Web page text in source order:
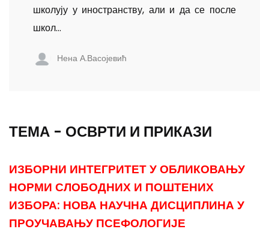
школују у иностранству, али и да се после
школ...
Нена А.Васојевић
ТЕМА - ОСВРТИ И ПРИКАЗИ
ИЗБОРНИ ИНТЕГРИТЕТ У ОБЛИКОВАЊУ
НОРМИ СЛОБОДНИХ И ПОШТЕНИХ
ИЗБОРА: НОВА НАУЧНА ДИСЦИПЛИНА У
ПРОУЧАВАЊУ ПСЕФОЛОГИЈЕ